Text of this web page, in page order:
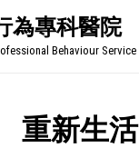
為專科醫院
Behaviour Service
重新生活